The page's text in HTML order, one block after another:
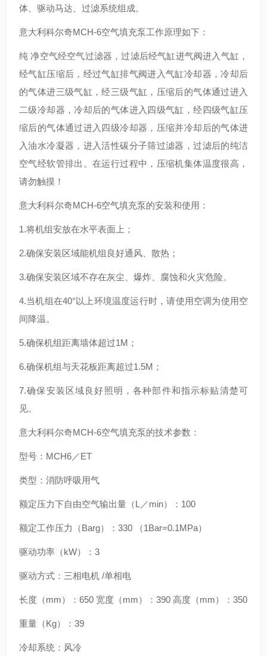
体、驱动马达、过滤系统组成。
意大利科尔奇MCH-6空气填充泵工作原理如下：
纯 净空气经空气过滤器，过滤后经气缸进气阀进入气缸，
经气缸压缩后，经过气缸排气阀进入气缸冷却器，冷却后
的气体进三级气缸，经三级气缸，压缩后的气体通过进入
二级冷却器，冷却后的气体进入四级气缸，经四级气缸压
缩后的气体通过进入四级冷却器，压缩并冷却后的气体进
入油水冷凝器，进入活性碳分子筛过滤器，过滤后的纯洁
空气经软管排出。在运行过程中，压缩机集体温度很高，
请勿触摸！
意大利科尔奇MCH-6空气填充泵的安装和使用：
1.将机组安放在水平表面上；
2.确保安装区域能机组良好通风、散热；
3.确保安装区域不存在灰尘、爆炸、腐蚀和火灾危险。
4.当机组在40°以上环境温度运行时，请使用空调为使用空
间降温。
5.确保机组距离墙体超过1M；
6.确保机组与天花板距离超过1.5M；
7.确保安装区域良好照明，各种部件和指示标贴清楚可
见。
意大利科尔奇MCH-6空气填充泵的技术参数：
型号：MCH6／ET
类型：消防呼吸用气
额定压力下自由空气输出量（L／min）：100
额定工作压力（Barg）：330 （1Bar=0.1MPa）
驱动功率（kW）：3
驱动方式：三相电机 /单相电
长度（mm）：650 宽度（mm）：390 高度（mm）：350
重量（Kg）：39
冷却系统：风冷